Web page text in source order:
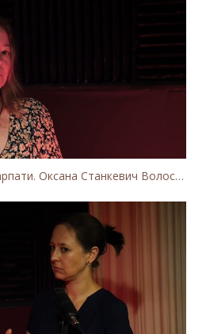
Жінки, які захищають Карпати. Оксана Станкевич Волосянчук про вітряки на високогір'ї Карпат